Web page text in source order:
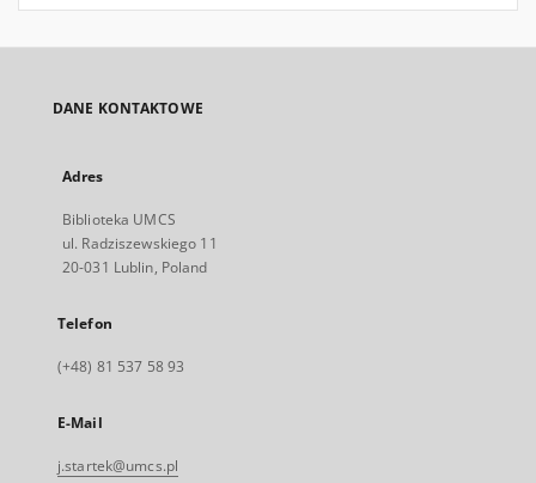
DANE KONTAKTOWE
Adres
Biblioteka UMCS
ul. Radziszewskiego 11
20-031 Lublin, Poland
Telefon
(+48) 81 537 58 93
E-Mail
j.startek@umcs.pl